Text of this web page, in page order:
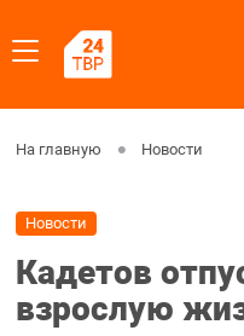
На главную Новости
Новости
Кадетов
взрослую